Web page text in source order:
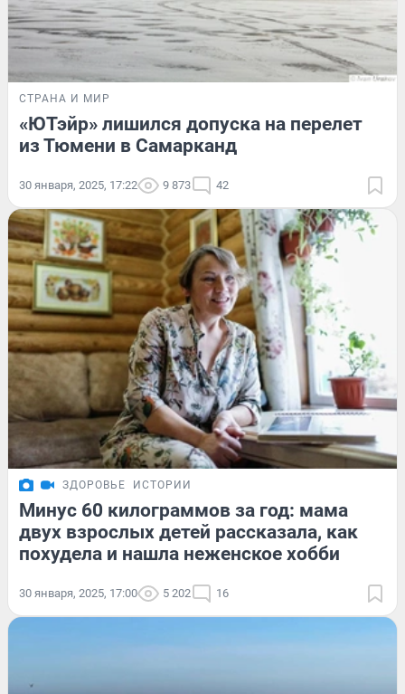
СТРАНА И МИР
«ЮТэйр» лишился допуска на перелет
из Тюмени в Самарканд
30 января, 2025, 17:22 9 873 42
ЗДОРОВЬЕ ИСТОРИИ
Минус 60 килограммов за год: мама
двух взрослых детей рассказала, как
похудела и нашла неженское хобби
30 января, 2025, 17:00 5 202 16